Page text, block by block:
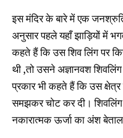
इस मंदिर के बारे में एक
अनुसार पहले यहाँ झाड़ियों में
कहते हैं कि उस शिव लिंग पर
थी ,तो उसने अज्ञानवश
प्रकार भी कहते हैं कि उस
समझकर चोट कर दी।
नकारात्मक ऊर्जा का अंश